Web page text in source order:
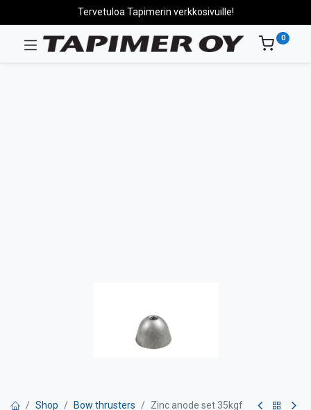
Tervetuloa Tapimerin verkkosivuille!
0
Shop Bow thrusters Zinc anode set 35kgf